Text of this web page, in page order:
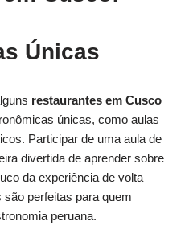
Únicas
restaurantes em Cusco
únicas, como aulas
Participar de uma aula de
divertida de aprender sobre
da experiência de volta
perfeitas para quem
peruana.